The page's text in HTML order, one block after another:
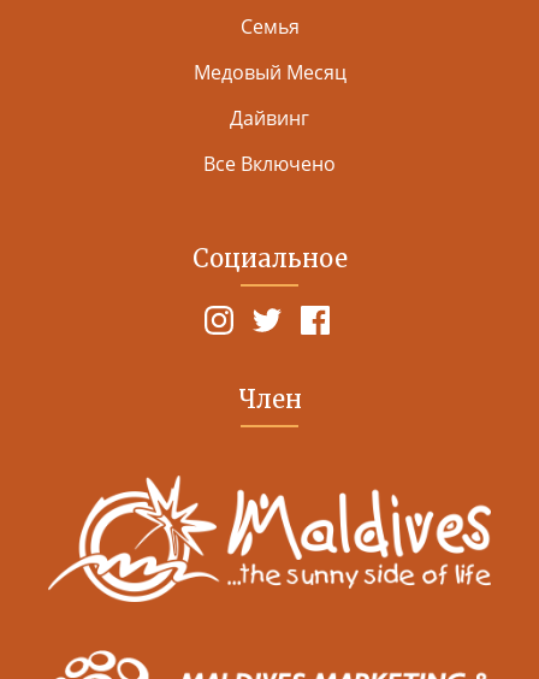
Семья
Медовый Месяц
Дайвинг
Все Включено
Социальное
Член